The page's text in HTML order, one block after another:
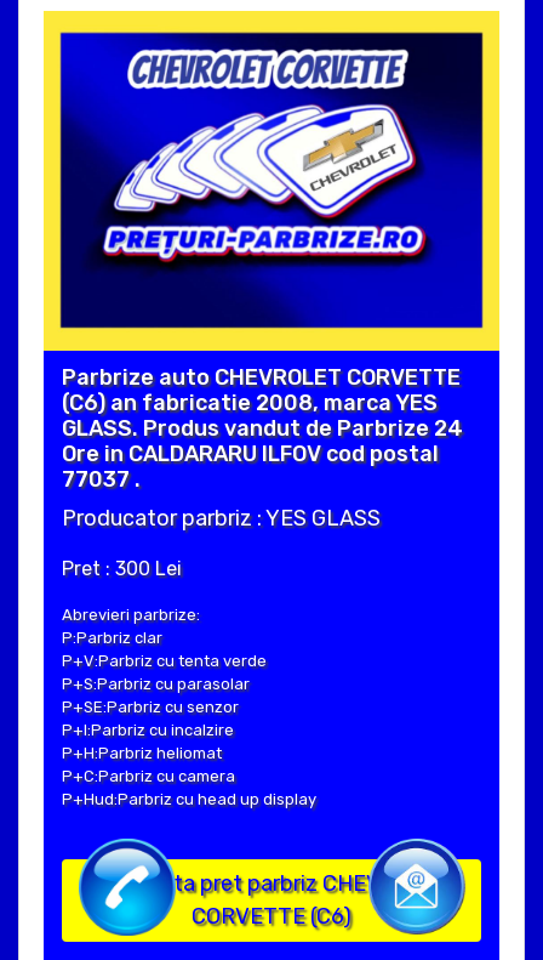
Parbrize auto CHEVROLET CORVETTE
(C6) an fabricatie 2008, marca YES
GLASS. Produs vandut de Parbrize 24
Ore in CALDARARU ILFOV cod postal
77037 .
Producator parbriz : YES GLASS
Pret : 300 Lei
Abrevieri parbrize:
P:Parbriz clar
P+V:Parbriz cu tenta verde
P+S:Parbriz cu parasolar
P+SE:Parbriz cu senzor
P+I:Parbriz cu incalzire
P+H:Parbriz heliomat
P+C:Parbriz cu camera
P+Hud:Parbriz cu head up display
Solicita pret parbriz CHEVROLET
CORVETTE (C6)